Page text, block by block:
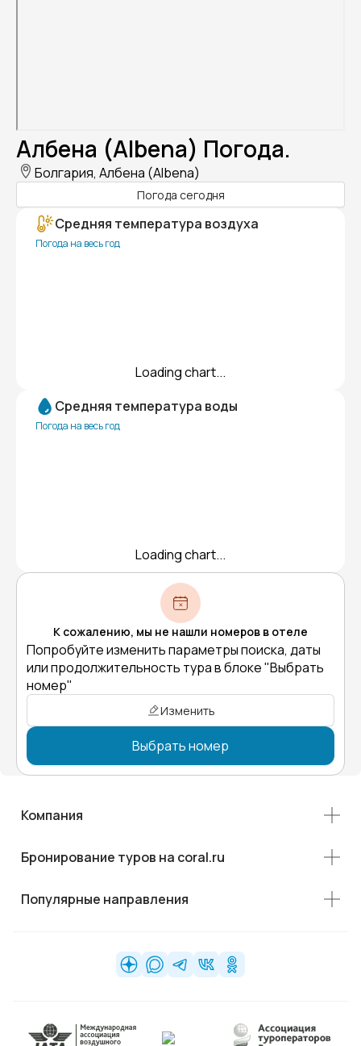
Албена (Albena) Погода.
Болгария, Албена (Albena)
Погода сегодня
Средняя температура воздуха
Погода на весь год
Loading chart...
Средняя температура воды
Погода на весь год
Loading chart...
К сожалению, мы не нашли номеров в отеле
Попробуйте изменить параметры поиска, даты
или продолжительность тура в блоке "Выбрать
номер"
Изменить
Выбрать номер
Компания
Бронирование туров на coral.ru
Популярные направления